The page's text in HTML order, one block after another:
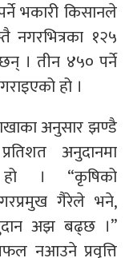
भकारी किसानले
१२५
। तीन ४५० पर्ने
हो ।
अनुसार झण्डै
अनुदानमा
। “कृषिको
गैरेले भने,
अझ बढ्छ ।”
नआउने प्रवृत्ति